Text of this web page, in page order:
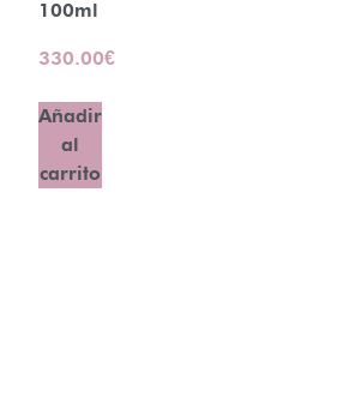
100ml
330.00€
Añadir
al
carrito